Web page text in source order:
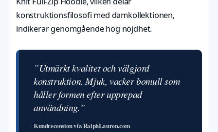
konstruktionsfilosofi med damkollektionen,
indikerar genomgående hög nöjdhet.
”Utmärkt kvalitet och välgjord
konstruktion. Mjuk, vacker bomull som
håller formen efter upprepad
användning.”
Kundrecension via RalphLauren.com